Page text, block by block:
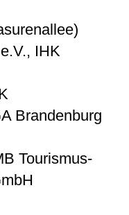
IHK
Brandenburg